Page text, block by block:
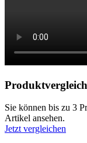
Produktvergleich
Sie können bis zu 3
Artikel ansehen.
Jetzt vergleichen